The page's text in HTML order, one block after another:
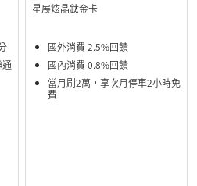
通
星展炫晶鈦金卡
國外消費 2.5%回饋
國內消費 0.8%回饋
當月刷2萬，享次月停車2小時免
費